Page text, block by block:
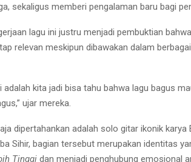
sekaligus memberi pengalaman baru bagi
lagu ini justru menjadi pembuktian
relevan meskipun dibawakan dalam
adalah kita jadi bisa tahu bahwa lagu bagus
ujar mereka.
dipertahankan adalah solo gitar ikonik karya
Sihir, bagian tersebut merupakan identitas
Tinggi dan menjadi penghubung emosional